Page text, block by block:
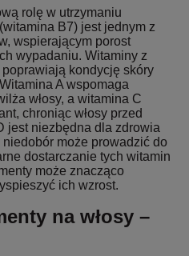
rolę w utrzymaniu
B7) jest jednym z
wspierającym porost
wypadaniu. Witaminy z
kondycję skóry
A wspomaga
włosy, a witamina C
chroniąc włosy przed
jest niezbędna dla zdrowia
może prowadzić do
dostarczanie tych witamin
może znacząco
ich wzrost.
na włosy –